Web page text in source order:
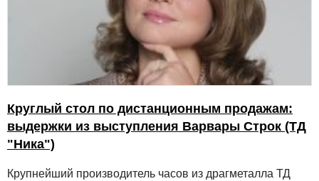
Круглый стол по дистанционным продажам:
выдержки из выступления Варвары Строк (ТД
"Ника")
Крупнейший производитель часов из драгметалла ТД